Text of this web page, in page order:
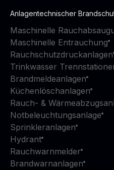
Anlagentechnischer
Maschinelle
Maschinelle Entrauchung
Rauchschutzdruckanlagen
Trinkwasser
Brandmeldeanlagen
Küchenlöschanlagen
Rauch- &
Notbeleuchtungsanlage
Sprinkleranlagen
Hydrant
Rauchwarnmelder
Brandwarnanlagen